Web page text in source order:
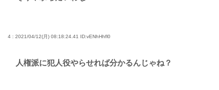
4 : 2021/04/12(月) 08:18:24.41 ID:vENhHhfl0
人権派に犯人役やらせれば分かるんじゃね？